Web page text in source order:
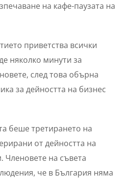
на кафе-паузата на
приветства всички
няколко минути за
след това обърна
за дейността на бизнес
беше третирането на
от дейността на
Членовете на съвета
че в България няма